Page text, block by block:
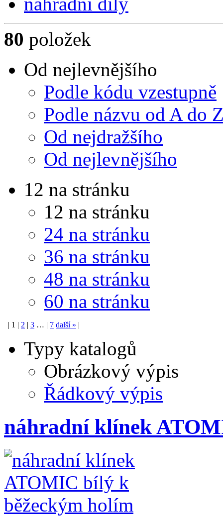
80 položek
Od nejlevnějšího
Podle kódu vzestupně
Podle názvu od A do
Od nejdražšího
Od nejlevnějšího
12 na stránku
12 na stránku
24 na stránku
36 na stránku
48 na stránku
60 na stránku
1 2 3 … 7 další »
Typy katalogů
Obrázkový výpis
Řádkový výpis
náhradní klínek